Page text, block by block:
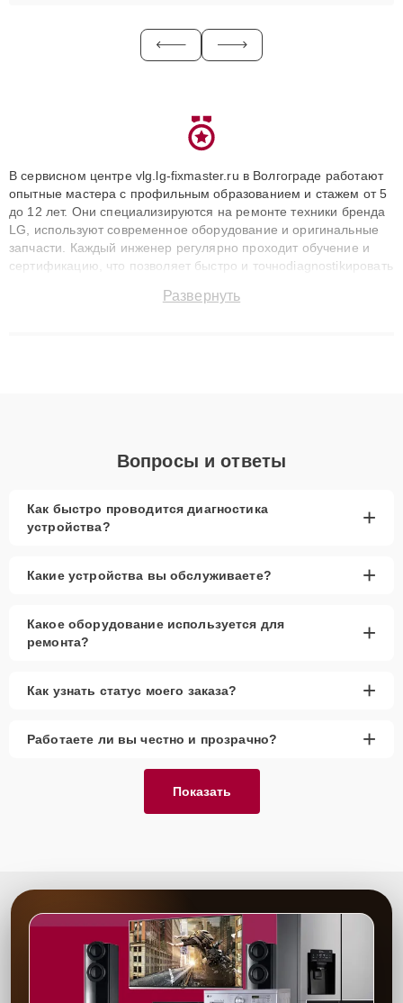
В сервисном центре vlg.lg-fixmaster.ru в Волгограде работают
опытные мастера с профильным образованием и стажем от 5
до 12 лет. Они специализируются на ремонте техники бренда
LG, используют современное оборудование и оригинальные
запчасти. Каждый инженер регулярно проходит обучение и
сертификацию, что позволяет быстро и точноdiagnostikировать
до 3 лет. Наши мастера решают сложные случаи: от замены
Развернуть
Вопросы и ответы
Как быстро проводится диагностика
устройства?
+
Какие устройства вы обслуживаете? +
Какое оборудование используется для
ремонта?
+
Как узнать статус моего заказа? +
Работаете ли вы честно и прозрачно? +
Показать